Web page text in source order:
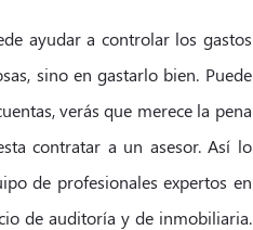
ayudar a controlar los gastos
sino en gastarlo bien. Puede
verás que merece la pena
contratar a un asesor. Así lo
de profesionales expertos en
de auditoría y de inmobiliaria.